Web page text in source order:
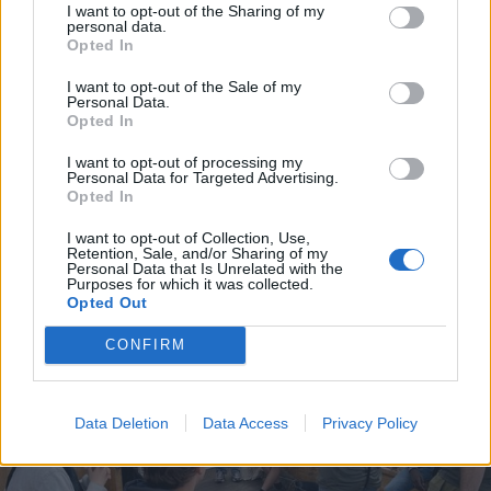
I want to opt-out of the Sharing of my
personal data.
Opted In
I want to opt-out of the Sale of my
Personal Data.
Opted In
I want to opt-out of processing my
Personal Data for Targeted Advertising.
Opted In
I want to opt-out of Collection, Use,
Retention, Sale, and/or Sharing of my
Personal Data that Is Unrelated with the
Purposes for which it was collected.
Opted Out
CONFIRM
Data Deletion Data Access Privacy Policy
Og der er faktisk tale om en haj.
Annika Thomsen, biolog fra Nordsøen
Oceanarium, har set videooptagelser af dyret, der
bekræfter over for LigeHer.nu, at der er tale om en
brugde.
Vis mere